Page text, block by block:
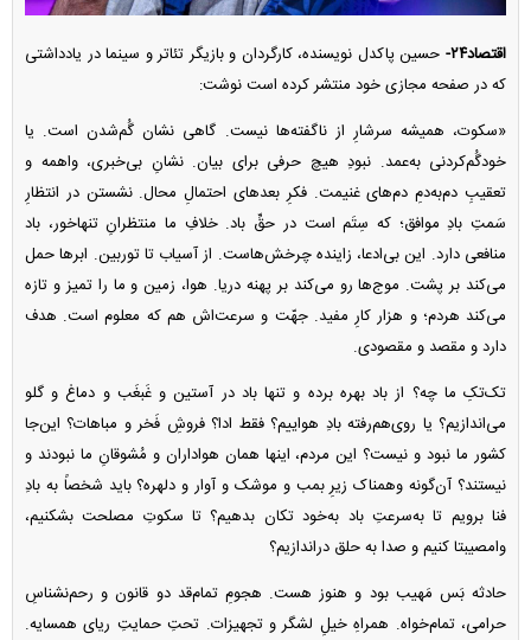
اقتصاد۲۴-
حسین پاکدل نویسنده، کارگردان و بازیگر تئاتر و سینما در یادداشتی
که در صفحه مجازی خود منتشر کرده است نوشت:
«سکوت، همیشه سرشارِ از ناگفته‌ها نیست. گاهی نشان گُم‌شدن است. یا
خودگُم‌کردنی به‌عمد. نبودِ هیچ حرفی برای بیان. نشانِ بی‌خبری، واهمه و
تعقیبِ دم‌به‌دمِ دم‌های غنیمت. فکرِ بعد‌های احتمالِ محال. نشستن در انتظارِ
سَمتِ بادِ موافق؛ که سِتَم است در حقِّ باد. خلافِ ما منتظرانِ تنهاخور، باد
منافعی دارد. این بی‌ادعا، زاینده چرخش‌هاست. از آسیاب تا توربین. ابر‌ها حمل
می‌کند بر پشت. موج‌ها رو می‌کند بر پهنه دریا. هوا، زمین و ما را تمیز و تازه
می‌کند هردم؛ و هزار کارِ مفید. جهّت و سرعت‌اش هم که معلوم است. هدف
دارد و مقصد و مقصودی.
تک‌تکِ ما چه؟ از باد بهره برده و تنها باد در آستین و غَبغَب و دماغ و گلو
می‌اندازیم؟ یا روی‌هم‌رفته بادِ هواییم؟ فقط ادا؟ فروش‌ِ فَخر و مباهات؟ این‌جا
کشور ما نبود و نیست؟ این مردم، اینها همان هواداران و مُشوقانِ ما نبودند و
نیستند؟ آن‌گونه وهمناک زیرِ بمب و موشک و آوار و دلهره؟ باید شخصاً به بادِ
فنا برویم تا به‌سرعتِ باد به‌خود تکان بدهیم؟ تا سکوتِ مصلحت بشکنیم،
وامصیبتا کنیم و صدا به حلق دراندازیم؟
حادثه بَس مَهیب بود و هنوز هست. هجومِ تمام‌قد دو قانون و رحم‌نشناسِ
حرامی، تمام‌خواه. همراهِ خیلِ لشگر و تجهیزات. تحتِ حمایتِ ریای همسایه.